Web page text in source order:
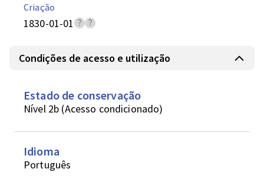
Criação
1830-01-01
Condições de acesso e utilização
Estado de conservação
Nível 2b (Acesso condicionado)
Idioma
Português